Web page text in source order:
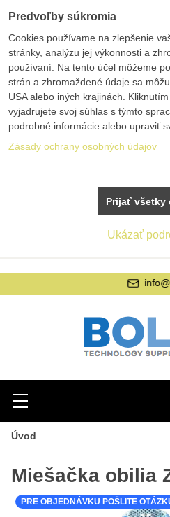
Hľadať
Menu
Úvod
Miešačka obilia
PRE OBJEDNÁVKU POŠLITE
Predvoľby súkromia
Cookies používame na zlepšenie
stránky, analýzu jej výkonnosti a
používaní. Na tento účel môžeme
strán a zhromaždené údaje sa
USA alebo iných krajinách.
vyjadrujete svoj súhlas s týmto
podrobné informácie alebo upraviť
Zásady ochrany osobných údajov
Ukázať
Prijať všetky